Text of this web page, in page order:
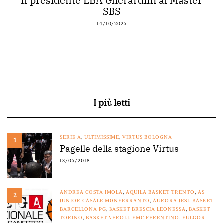
SBS
14/10/2025
I più letti
1 SERIE A, ULTIMISSIME, VIRTUS BOLOGNA
Pagelle della stagione Virtus
13/05/2018
2 ANDREA COSTA IMOLA, AQUILA BASKET TRENTO, AS
JUNIOR CASALE MONFERRANTO, AURORA JESI, BASKET
BARCELLONA PG, BASKET BRESCIA LEONESSA, BASKET
TORINO, BASKET VEROLI, FMC FERENTINO, FULGOR